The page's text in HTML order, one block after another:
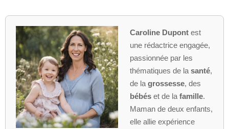
Caroline Dupontest
une rédactrice engagée,
passionnée par les
thématiques de la santé,
de la grossesse, des
bébéset de la famille.
Maman de deux enfants,
elle allie expérience